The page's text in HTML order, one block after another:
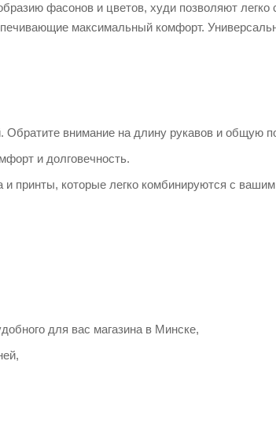
фасонов и цветов, худи позволяют легко
максимальный комфорт.
внимание на длину рукавов и общую
и долговечность.
принты, которые легко комбинируются с
для вас магазина в Минске,